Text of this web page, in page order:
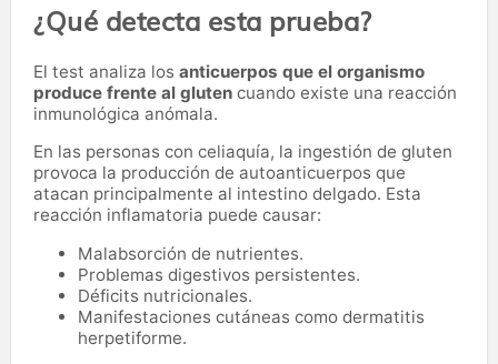
¿Qué detecta esta prueba?
El test analiza los anticuerpos que el organismo
produce frente al gluten cuando existe una reacción
inmunológica anómala.
En las personas con celiaquía, la ingestión de gluten
provoca la producción de autoanticuerpos que
atacan principalmente al intestino delgado. Esta
reacción inflamatoria puede causar:
Malabsorción de nutrientes.
Problemas digestivos persistentes.
Déficits nutricionales.
Manifestaciones cutáneas como dermatitis
herpetiforme.